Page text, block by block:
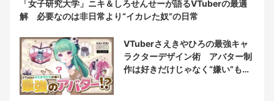
「女子研究大学」ニキ＆しろせんせーが語るVTuberの最適
解 必要なのは非日常より“イカレた奴”の日常
VTuberさえきやひろの最強キャ
ラクターデザイン術 アバター制
作は好きだけじゃなく“嫌い”もブ